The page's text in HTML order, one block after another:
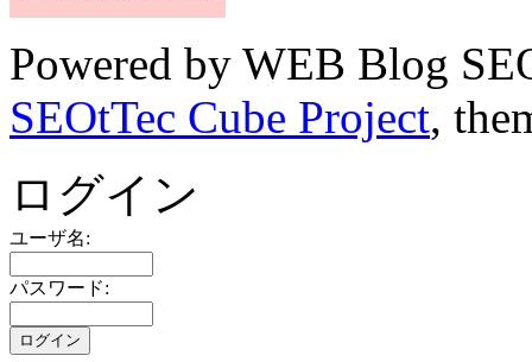
Powered by WEB Blog
SEOtTec Cube Project,
ログイン
ユーザ名:
パスワード: